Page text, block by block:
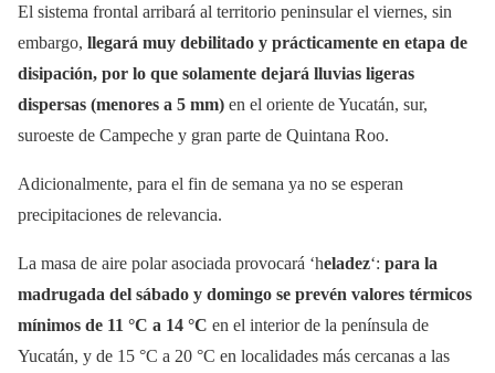
El sistema frontal arribará al territorio peninsular el viernes, sin
embargo, llegará muy debilitado y prácticamente en etapa de
disipación, por lo que solamente dejará lluvias ligeras
dispersas (menores a 5 mm) en el oriente de Yucatán, sur,
suroeste de Campeche y gran parte de Quintana Roo.
Adicionalmente, para el fin de semana ya no se esperan
precipitaciones de relevancia.
La masa de aire polar asociada provocará ‘heladez‘: para la
madrugada del sábado y domingo se prevén valores térmicos
mínimos de 11 °C a 14 °C en el interior de la península de
Yucatán, y de 15 °C a 20 °C en localidades más cercanas a las